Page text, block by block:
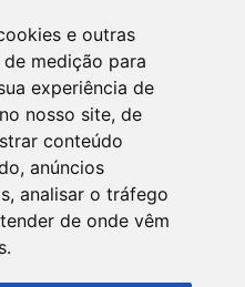
e outras
medição para
experiência de
nosso site, de
conteúdo
anúncios
analisar o tráfego
de onde vêm
-
Sociais
do Estado da Paraíba
195 - José Pinheiro